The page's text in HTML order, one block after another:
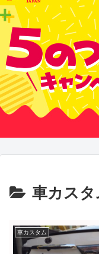
車カスタ
車カスタム